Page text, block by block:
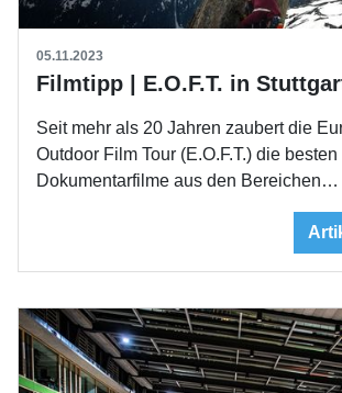
05.11.2023
Seit mehr als 20 Jahren zaubert die
Outdoor Film Tour (E.O.F.T.) die besten
Dokumentarfilme aus den Bereichen…